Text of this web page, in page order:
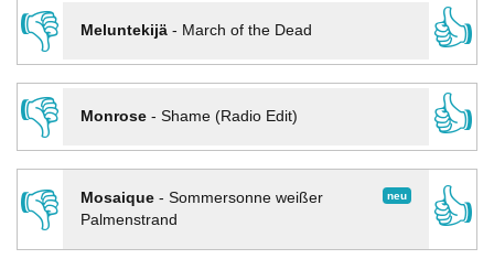
👎
Meluntekijä- March of the Dead
👍
👎
Monrose- Shame (Radio Edit)
👍
👎
neu
Mosaique- Sommersonne weißer
Palmenstrand
👍